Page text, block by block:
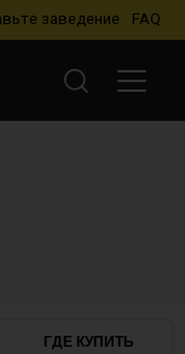
заведение FAQ
ГДЕ КУПИТЬ